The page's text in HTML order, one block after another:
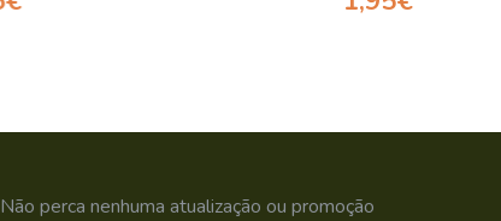
Não perca nenhuma atualização ou promoção